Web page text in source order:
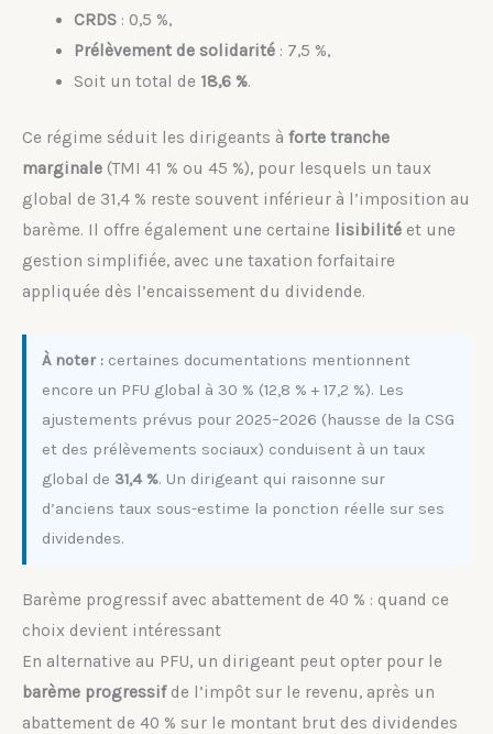
CRDS: 0,5 %,
Prélèvement de solidarité: 7,5 %,
Soit un total de 18,6 %.
Ce régime séduit les dirigeants à forte tranche
marginale (TMI 41 % ou 45 %), pour lesquels un taux
global de 31,4 % reste souvent inférieur à l’imposition au
barème. Il offre également une certaine lisibilité et une
gestion simplifiée, avec une taxation forfaitaire
appliquée dès l’encaissement du dividende.
À noter : certaines documentations mentionnent
encore un PFU global à 30 % (12,8 % + 17,2 %). Les
ajustements prévus pour 2025–2026 (hausse de la CSG
et des prélèvements sociaux) conduisent à un taux
global de 31,4 %. Un dirigeant qui raisonne sur
d’anciens taux sous-estime la ponction réelle sur ses
dividendes.
Barème progressif avec abattement de 40 % : quand ce
choix devient intéressant
En alternative au PFU, un dirigeant peut opter pour le
barème progressifde l’impôt sur le revenu, après un
abattement de 40 % sur le montant brut des dividendes